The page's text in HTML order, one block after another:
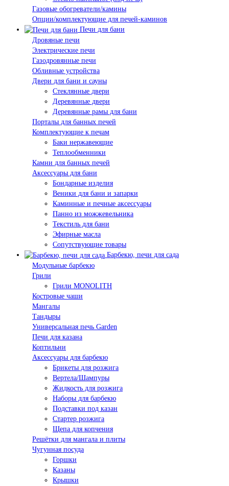
Газовые обогреватели/камины
Опции/комплектующие для печей-каминов
Печи для бани
Дровяные печи
Электрические печи
Газодровянные печи
Обливные устройства
Двери для бани и сауны
Стеклянные двери
Деревянные двери
Деревянные рамы для бани
Порталы для банных печей
Комплектующие к печам
Баки нержавеющие
Теплообменники
Камни для банных печей
Аксессуары для бани
Бондарные изделия
Веники для бани и запарки
Каминные и печные аксессуары
Панно из можжевельника
Текстиль для бани
Эфирные масла
Сопутствующие товары
Барбекю, печи для сада
Модульные барбекю
Грили
Грили MONOLITH
Костровые чаши
Мангалы
Тандыры
Универсальная печь Garden
Печи для казана
Коптильни
Аксессуары для барбекю
Брикеты для розжига
Вертела/Шампуры
Жидкость для розжига
Наборы для барбекю
Подставки под казан
Стартер розжига
Щепа для копчения
Решётки для мангала и плиты
Чугунная посуда
Горшки
Казаны
Крышки